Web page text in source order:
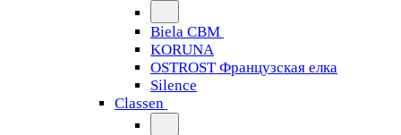
Biela CBM
KORUNA
OSTROST Французская елка
Silence
Classen